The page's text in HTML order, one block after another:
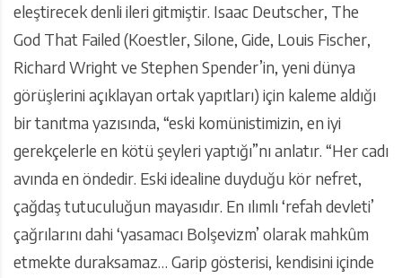
eleştirecek denli ileri gitmiştir. Isaac Deutscher, The
God That Failed (Koestler, Silone, Gide, Louis Fischer,
Richard Wright ve Stephen Spender’in, yeni dünya
görüşlerini açıklayan ortak yapıtları) için kaleme aldığı
bir tanıtma yazısında, “eski komünistimizin, en iyi
gerekçelerle en kötü şeyleri yaptığı”nı anlatır. “Her cadı
avında en öndedir. Eski idealine duyduğu kör nefret,
çağdaş tutuculuğun mayasıdır. En ılımlı ‘refah devleti’
çağrılarını dahi ‘yasamacı Bolşevizm’ olarak mahkûm
etmekte duraksamaz… Garip gösterisi, kendisini içinde